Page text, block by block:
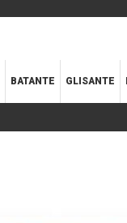
BATANTE GLISANTE